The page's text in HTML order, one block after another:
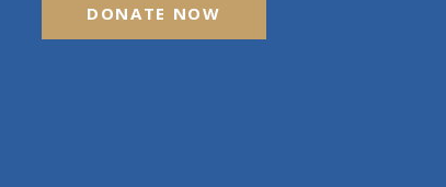
DONATE NOW